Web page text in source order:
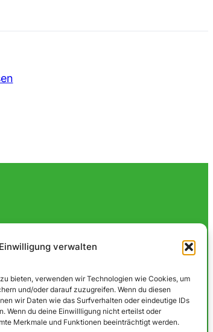
Einwilligung verwalten
bieten, verwenden wir Technologien wie Cookies, um
und/oder darauf zuzugreifen. Wenn du diesen
wir Daten wie das Surfverhalten oder eindeutige IDs
Wenn du deine Einwillligung nicht erteilst oder
Merkmale und Funktionen beeinträchtigt werden.